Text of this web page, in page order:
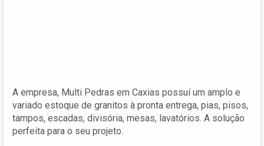
A empresa, Multi Pedras em Caxias possuí um amplo e
variado estoque de granitos à pronta entrega, pias, pisos,
tampos, escadas, divisória, mesas, lavatórios. A solução
perfeita para o seu projeto.